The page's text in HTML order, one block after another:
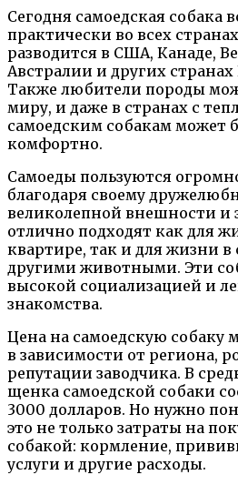
Сегодня самоедская собака
практически во всех
разводится в США, Канаде,
Австралии и других
Также любители породы
миру, и даже в странах с
самоедским собакам может
комфортно.
Самоеды пользуются
благодаря своему
великолепной внешности и
отлично подходят как для
квартире, так и для жизни в
другими животными. Эти
высокой социализацией и
знакомства.
Цена на самоедскую собаку
в зависимости от региона,
репутации заводчика. В
щенка самоедской собаки
3000 долларов. Но нужно
это не только затраты на
собакой: кормление,
услуги и другие расходы.